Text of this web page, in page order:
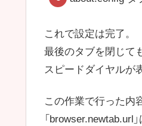
これで設定は完了。
最後のタブを閉じて
スピードダイヤルが
この作業で行った内
「browser.newtab.url」